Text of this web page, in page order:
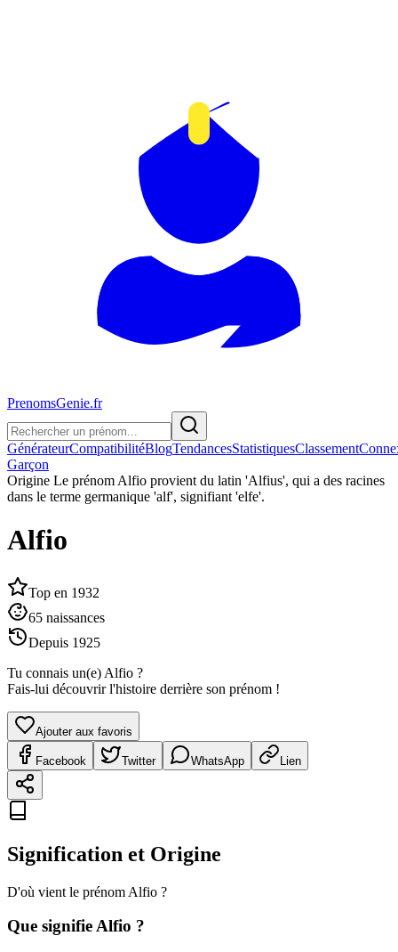
PrenomsGenie.fr
GénérateurCompatibilitéBlogTendancesStatistiquesClassement
Garçon
Origine Le prénom Alfio provient du latin 'Alfius', qui a des racines
dans le terme germanique 'alf', signifiant 'elfe'.
Alfio
Top en 1932
65 naissances
Depuis 1925
Tu connais un(e) Alfio ?
Fais-lui découvrir l'histoire derrière son prénom !
Ajouter aux favoris
Facebook Twitter WhatsApp Lien
Signification et Origine
D'où vient le prénom Alfio ?
Que signifieAlfio ?